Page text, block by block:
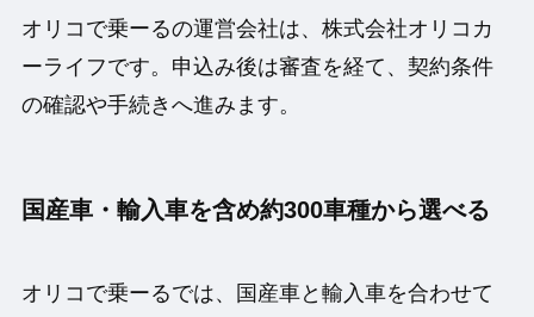
オリコで乗ーるの運営会社は、株式会社オリコカ
ーライフです。申込み後は審査を経て、契約条件
の確認や手続きへ進みます。
国産車・輸入車を含め約300車種から選べる
オリコで乗ーるでは、国産車と輸入車を合わせて